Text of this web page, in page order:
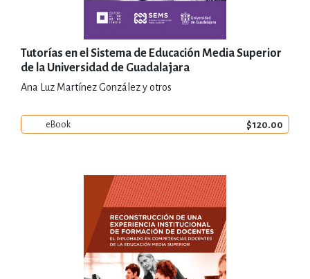
Tutorías en el Sistema de Educación Media Superior
de la Universidad de Guadalajara
Ana Luz Martínez González y otros
eBook $120.00